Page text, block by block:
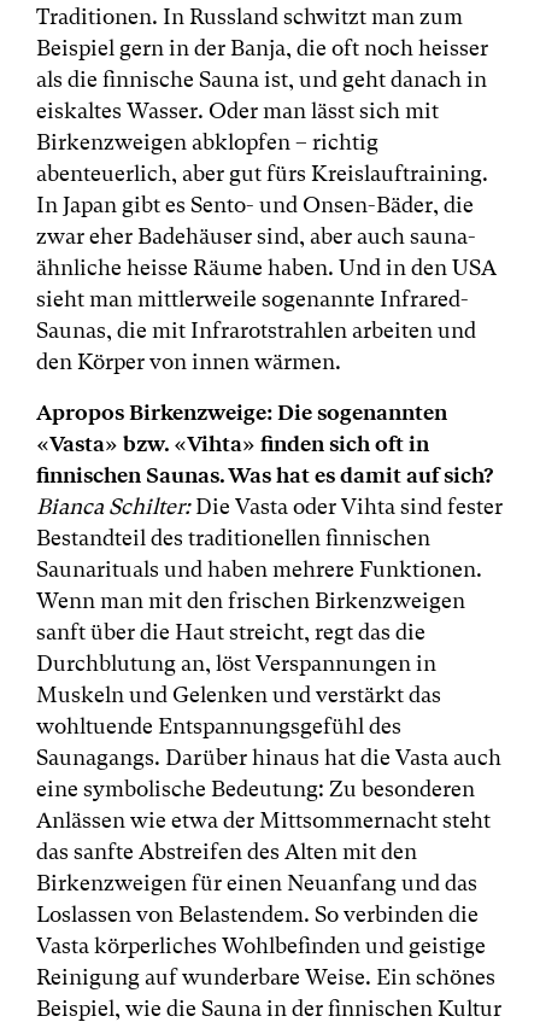
Traditionen. In Russland schwitzt man zum
Beispiel gern in der Banja, die oft noch heisser
als die finnische Sauna ist, und geht danach in
eiskaltes Wasser. Oder man lässt sich mit
Birkenzweigen abklopfen – richtig
abenteuerlich, aber gut fürs Kreislauftraining.
In Japan gibt es Sento- und Onsen-Bäder, die
zwar eher Badehäuser sind, aber auch sauna-
ähnliche heisse Räume haben. Und in den USA
sieht man mittlerweile sogenannte Infrared-
Saunas, die mit Infrarotstrahlen arbeiten und
den Körper von innen wärmen.
Apropos Birkenzweige: Die sogenannten
«Vasta» bzw. «Vihta» finden sich oft in
finnischen Saunas. Was hat es damit auf sich?
Bianca Schilter:Die Vasta oder Vihta sind fester
Bestandteil des traditionellen finnischen
Saunarituals und haben mehrere Funktionen.
Wenn man mit den frischen Birkenzweigen
sanft über die Haut streicht, regt das die
Durchblutung an, löst Verspannungen in
Muskeln und Gelenken und verstärkt das
wohltuende Entspannungsgefühl des
Saunagangs. Darüber hinaus hat die Vasta auch
eine symbolische Bedeutung: Zu besonderen
Anlässen wie etwa der Mittsommernacht steht
das sanfte Abstreifen des Alten mit den
Birkenzweigen für einen Neuanfang und das
Loslassen von Belastendem. So verbinden die
Vasta körperliches Wohlbefinden und geistige
Reinigung auf wunderbare Weise. Ein schönes
Beispiel, wie die Sauna in der finnischen Kultur